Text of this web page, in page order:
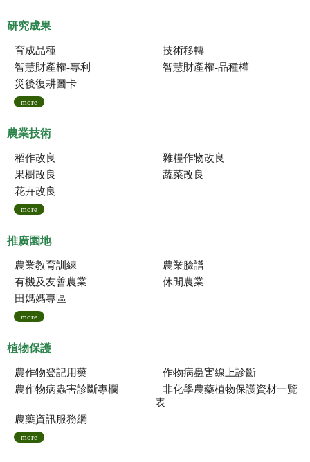
研究成果
育成品種
技術移轉
智慧財產權-專利
智慧財產權-品種權
災後復耕圖卡
more
農業技術
稻作改良
雜糧作物改良
果樹改良
蔬菜改良
花卉改良
more
推廣園地
農業教育訓練
農業臉譜
有機及友善農業
休閒農業
田媽媽專區
more
植物保護
農作物登記用藥
作物病蟲害線上診斷
農作物病蟲害診斷專欄
非化學農藥植物保護資材一覽
表
農藥資訊服務網
more